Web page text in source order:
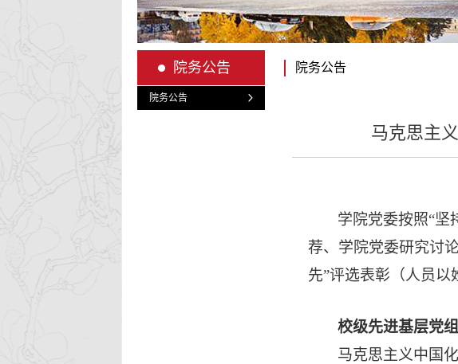
院务公告
院务公告
院务公告
马克思主
学院党委按照“坚
荐、学院党委研究讨
先”评选表彰（人员以
校级先进基层党组
马克思主义中国